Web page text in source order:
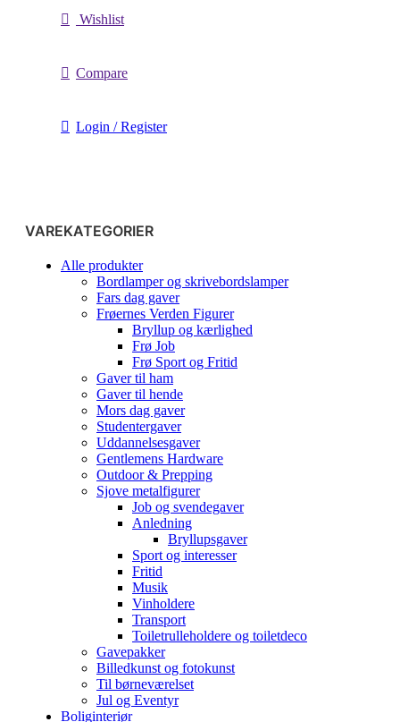
Wishlist
Compare
Login / Register
VAREKATEGORIER
Alle produkter
Bordlamper og skrivebordslamper
Fars dag gaver
Frøernes Verden Figurer
Bryllup og kærlighed
Frø Job
Frø Sport og Fritid
Gaver til ham
Gaver til hende
Mors dag gaver
Studentergaver
Uddannelsesgaver
Gentlemens Hardware
Outdoor & Prepping
Sjove metalfigurer
Job og svendegaver
Anledning
Bryllupsgaver
Sport og interesser
Fritid
Musik
Vinholdere
Transport
Toiletrulleholdere og toiletdeco
Gavepakker
Billedkunst og fotokunst
Til børneværelset
Jul og Eventyr
Boliginteriør